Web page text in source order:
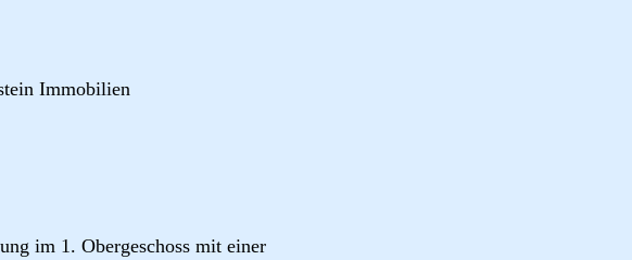
Immobilien
im 1. Obergeschoss mit einer